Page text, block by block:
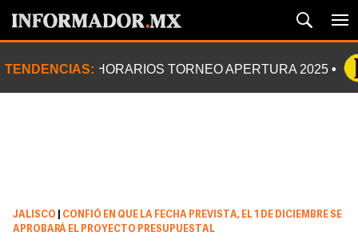
TENDENCIAS: HORARIOS TORNEO APERTURA 2025
JALISCO
CONFIÓ EN QUE LA FECHA PREVISTA, EL 1 DE DICIEMBRE SE
APROBARÁ EL PROYECTO PRESUPUESTAL